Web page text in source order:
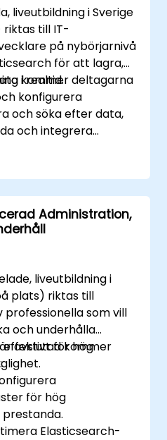
praxis för
Kibana-
och felsökning.
liveutbildning i Sverige
till IT-
på nybörjarnivå
för att lagra,
i realtid.
kommer deltagarna
konfigurera
och söka efter data,
och integrera
Administration,
liveutbildning i
plats) riktas till
som vill
och underhålla
effektivt för hög
avslutad kommer
för hög
Elasticsearch-